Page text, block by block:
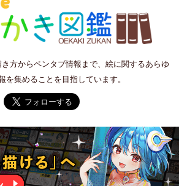
方からペンタブ情報まで、絵に関するあらゆ
を集めることを目指しています。